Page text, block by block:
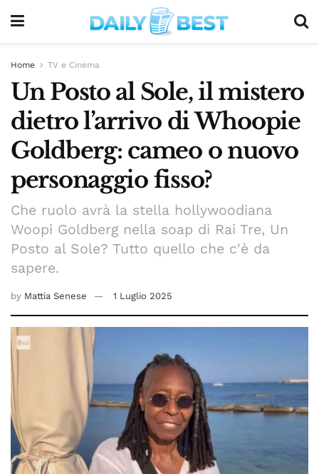
Home TV e Cinema
Un Posto al Sole, il mistero
dietro l’arrivo di Whoopie
Goldberg: cameo o nuovo
personaggio fisso?
Che ruolo avrà la stella hollywoodiana
Woopi Goldberg nella soap di Rai Tre, Un
Posto al Sole? Tutto quello che c'è da
sapere.
by Mattia Senese 1 Luglio 2025